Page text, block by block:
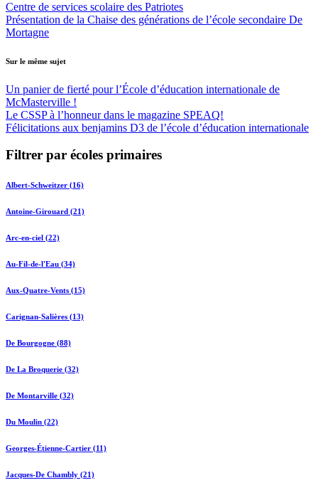
Centre de services scolaire des Patriotes
Présentation de la Chaise des générations de l’école secondaire De
Mortagne
Sur le même sujet
Un panier de fierté pour l’École d’éducation internationale de
McMasterville !
Le CSSP à l’honneur dans le magazine SPEAQ!
Félicitations aux benjamins D3 de l’école d’éducation internationale
Filtrer par écoles primaires
Albert-Schweitzer (16)
Antoine-Girouard (21)
Arc-en-ciel (22)
Au-Fil-de-l'Eau (34)
Aux-Quatre-Vents (15)
Carignan-Salières (13)
De Bourgogne (88)
De La Broquerie (32)
De Montarville (32)
Du Moulin (22)
Georges-Étienne-Cartier (11)
Jacques-De Chambly (21)